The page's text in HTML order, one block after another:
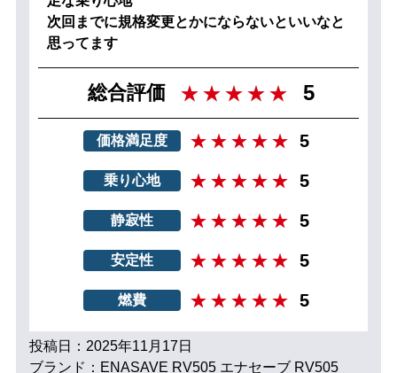
次回までに規格変更とかにならないといいなと
思ってます
総合評価 5
価格満足度 5
乗り心地 5
静寂性 5
安定性 5
燃費 5
投稿日：2025年11月17日
ブランド：ENASAVE RV505 エナセーブ RV505